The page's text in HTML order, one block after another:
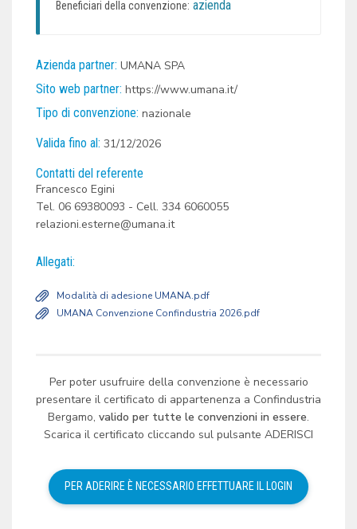
Beneficiari della convenzione: azienda
Azienda partner: UMANA SPA
Sito web partner: https://www.umana.it/
Tipo di convenzione: nazionale
Valida fino al: 31/12/2026
Contatti del referente
Francesco Egini
Tel. 06 69380093 - Cell. 334 6060055
relazioni.esterne@umana.it
Allegati:
Modalità di adesione UMANA.pdf
UMANA Convenzione Confindustria 2026.pdf
Per poter usufruire della convenzione è necessario
presentare il certificato di appartenenza a Confindustria
Bergamo, valido per tutte le convenzioni in essere.
Scarica il certificato cliccando sul pulsante ADERISCI